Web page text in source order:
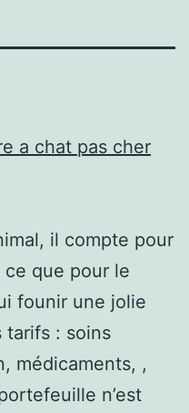
a chat pas cher
il compte pour
que pour le
founir une jolie
tarifs : soins
médicaments, ,
n’est